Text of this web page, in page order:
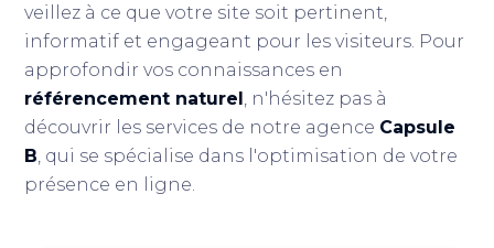
veillez à ce que votre site soit pertinent,
informatif et engageant pour les visiteurs. Pour
approfondir vos connaissances en
référencement naturel, n'hésitez pas à
découvrir les services de notre agence Capsule
B, qui se spécialise dans l'optimisation de votre
présence en ligne.